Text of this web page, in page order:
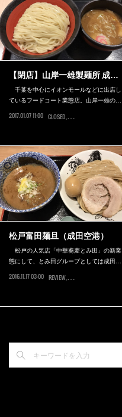
【閉店】山岸一雄製麺所 成…
千葉を中心にイオンモールなどに出店し
ているフードコート業態店。山岸一雄の…
2017.01.07 11:00 CLOSED 成田市
松戸富田麺旦（成田空港）
松戸の人気店「中華蕎麦とみ田」の新業
態にして、とみ田グループとしては成田…
2016.11.17 03:00 REVIEW 成田市